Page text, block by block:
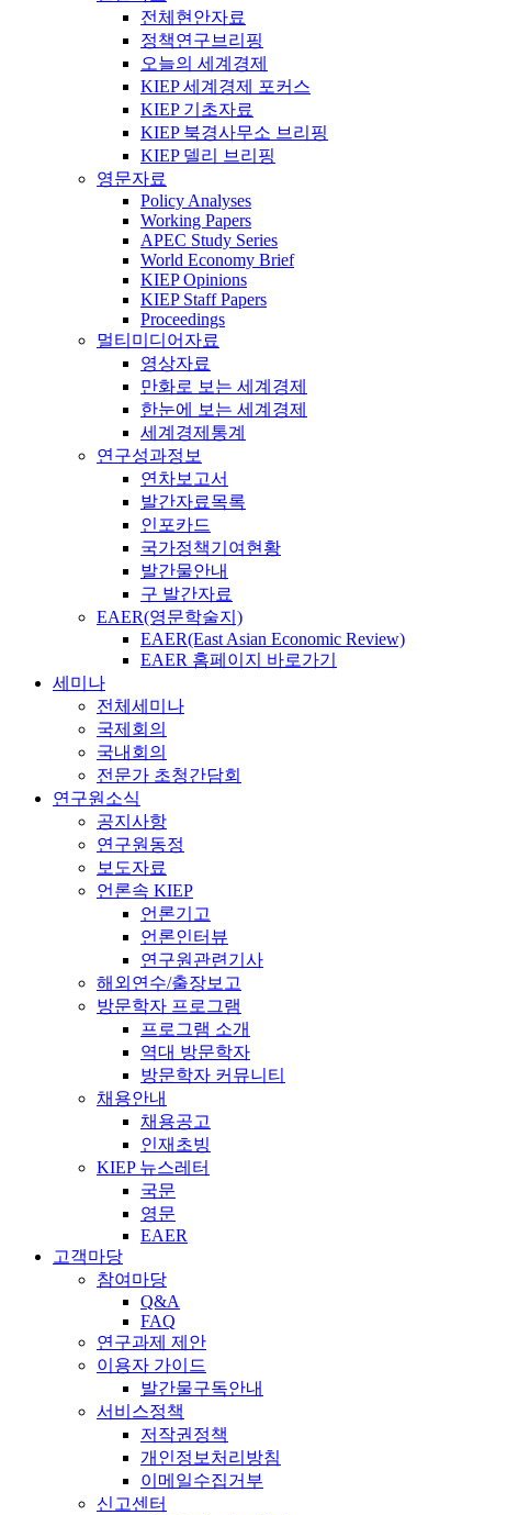
전체현안자료
정책연구브리핑
오늘의 세계경제
KIEP 세계경제 포커스
KIEP 기초자료
KIEP 북경사무소 브리핑
KIEP 델리 브리핑
영문자료
Policy Analyses
Working Papers
APEC Study Series
World Economy Brief
KIEP Opinions
KIEP Staff Papers
Proceedings
멀티미디어자료
영상자료
만화로 보는 세계경제
한눈에 보는 세계경제
세계경제통계
연구성과정보
연차보고서
발간자료목록
인포카드
국가정책기여현황
발간물안내
구 발간자료
EAER(영문학술지)
EAER(East Asian Economic Review)
EAER 홈페이지 바로가기
세미나
전체세미나
국제회의
국내회의
전문가 초청간담회
연구원소식
공지사항
연구원동정
보도자료
언론속 KIEP
언론기고
언론인터뷰
연구원관련기사
해외연수/출장보고
방문학자 프로그램
프로그램 소개
역대 방문학자
방문학자 커뮤니티
채용안내
채용공고
인재초빙
KIEP 뉴스레터
국문
영문
EAER
고객마당
참여마당
Q&A
FAQ
연구과제 제안
이용자 가이드
발간물구독안내
서비스정책
저작권정책
개인정보처리방침
이메일수집거부
신고센터